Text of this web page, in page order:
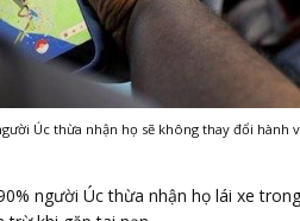
Úc thừa nhận họ sẽ không thay đổi hành
người Úc thừa nhận họ lái xe